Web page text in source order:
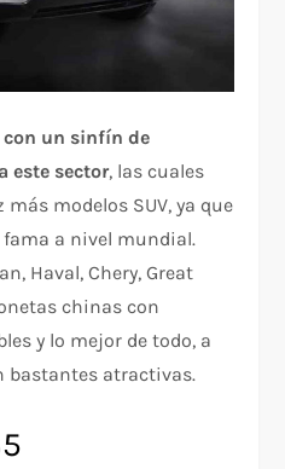
un sinfín de
este sector, las cuales
modelos SUV, ya que
a nivel mundial.
Haval, Chery, Great
chinas con
y lo mejor de todo, a
bastantes atractivas.